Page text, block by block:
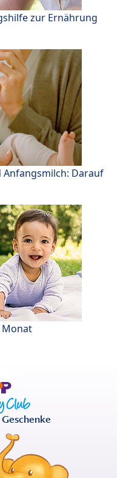
zur Ernährung
Darauf
Monat